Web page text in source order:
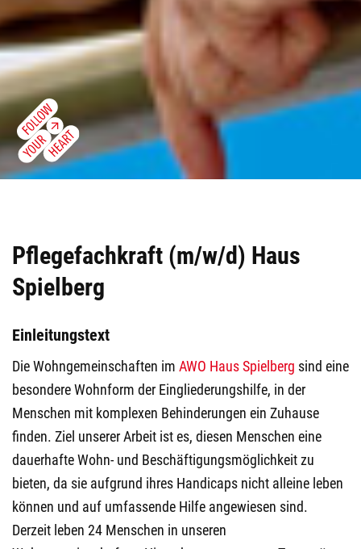
Pflegefachkraft (m/w/d) Haus
Spielberg
Einleitungstext
Die Wohngemeinschaften im AWO Haus Spielberg sind eine
besondere Wohnform der Eingliederungshilfe, in der
Menschen mit komplexen Behinderungen ein Zuhause
finden. Ziel unserer Arbeit ist es, diesen Menschen eine
dauerhafte Wohn- und Beschäftigungsmöglichkeit zu
bieten, da sie aufgrund ihres Handicaps nicht alleine leben
können und auf umfassende Hilfe angewiesen sind.
Derzeit leben 24 Menschen in unseren